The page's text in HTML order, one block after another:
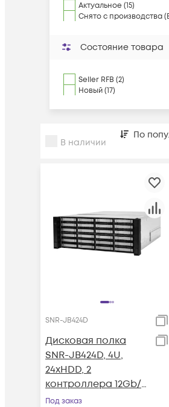
Актуальное (15)
Снято с производства
Состояние товара
Seller RFB (2)
Новый (17)
В наличии
По
SNR-JB424D
Дисковая полка
SNR-JB424D, 4U,
24xHDD, 2
контроллера 12Gb/s,
резервируемый БП
Под заказ